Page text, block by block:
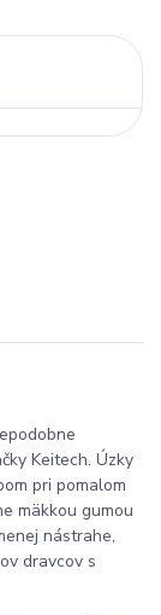
Keitech. Úzky
pri pomalom
mäkkou gumou
nástrahe,
dravcov s